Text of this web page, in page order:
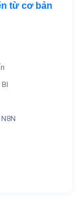
từ cơ bản